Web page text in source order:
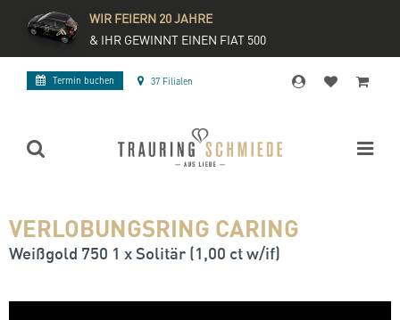
WIR FEIERN 20 JAHRE
& IHR GEWINNT EINEN FIAT 500
Termin buchen 37 Filialen
VERLOBUNGSRING CARING
Weißgold 750 1 x Solitär (1,00 ct w/if)